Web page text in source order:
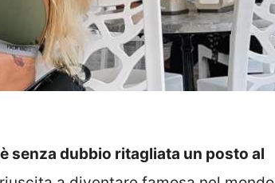
senza dubbio ritagliata un posto al